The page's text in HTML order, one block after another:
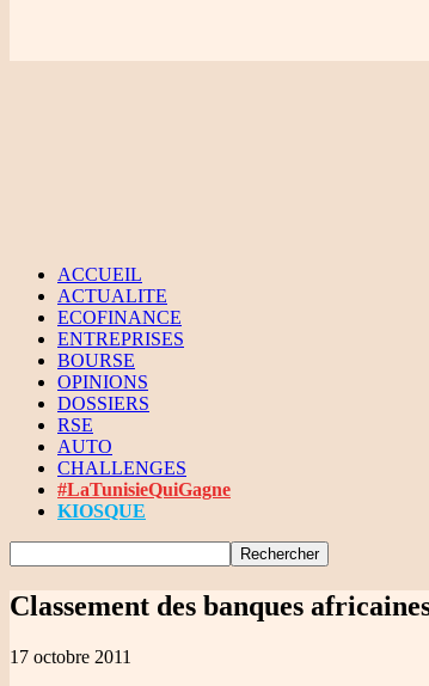
ACCUEIL
ACTUALITE
ECOFINANCE
ENTREPRISES
BOURSE
OPINIONS
DOSSIERS
RSE
AUTO
CHALLENGES
#LaTunisieQuiGagne
KIOSQUE
Classement des banques
17 octobre 2011